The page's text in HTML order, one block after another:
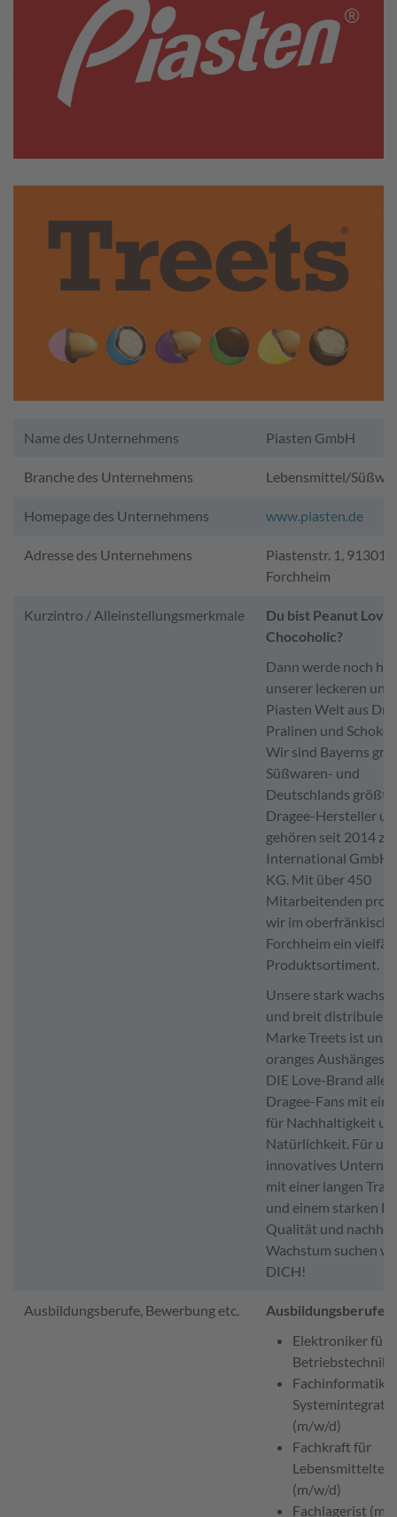
Name des Unternehmens Piasten GmbH
Branche des Unternehmens Lebensmittel/
Homepage des Unternehmens www.piasten.de
Adresse des Unternehmens
Piastenstr. 1, 91301
Forchheim
Kurzintro / Alleinstellungsmerkmale
Du bist Peanut
Chocoholic?
Dann werde noch
unserer leckeren
Piasten Welt aus
Pralinen und
Wir sind Bayerns
Süßwaren- und
Deutschlands
Dragee-Hersteller
gehören seit 2014
International GmbH
KG. Mit über 450
Mitarbeitenden
wir im
Forchheim ein
Produktsortiment.
Unsere stark
und breit
Marke Treets ist
oranges
DIE Love-Brand aller
Dragee-Fans mit
für Nachhaltigkeit
Natürlichkeit. Für
innovatives
mit einer langen
und einem starken
Qualität und
Wachstum suchen
DICH!
Ausbildungsberufe, Bewerbung etc.
Ausbildungsberufe:
Elektroniker für
Betriebstechnik
(m/w/d)
Fachkraft für
(m/w/d)
Fachlagerist (m/